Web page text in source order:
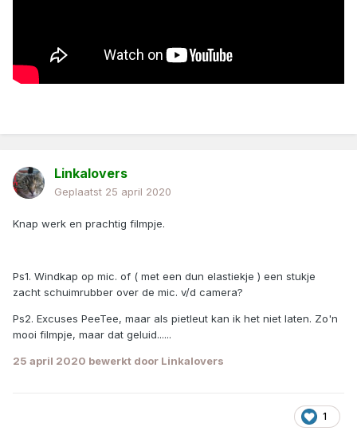
Linkalovers
Geplaatst 25 april 2020
Knap werk en prachtig filmpje.
Ps1. Windkap op mic. of ( met een dun elastiekje ) een stukje
zacht schuimrubber over de mic. v/d camera?
Ps2. Excuses PeeTee, maar als pietleut kan ik het niet laten. Zo'n
mooi filmpje, maar dat geluid......
25 april 2020 bewerkt door Linkalovers
1